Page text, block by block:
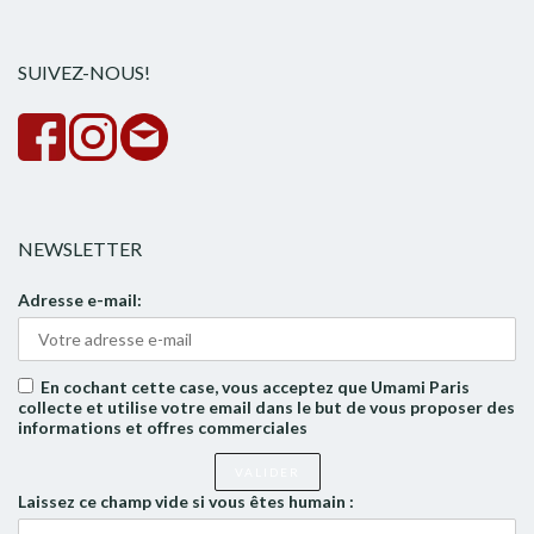
SUIVEZ-NOUS!
NEWSLETTER
Adresse e-mail:
En cochant cette case, vous acceptez que Umami Paris
collecte et utilise votre email dans le but de vous proposer des
informations et offres commerciales
Laissez ce champ vide si vous êtes humain :